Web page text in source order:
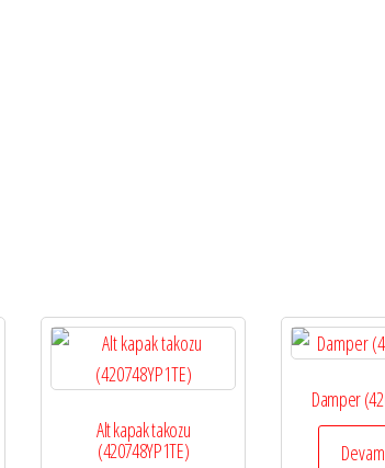
Alt kapak takozu
(420748YP1TE)
Damper